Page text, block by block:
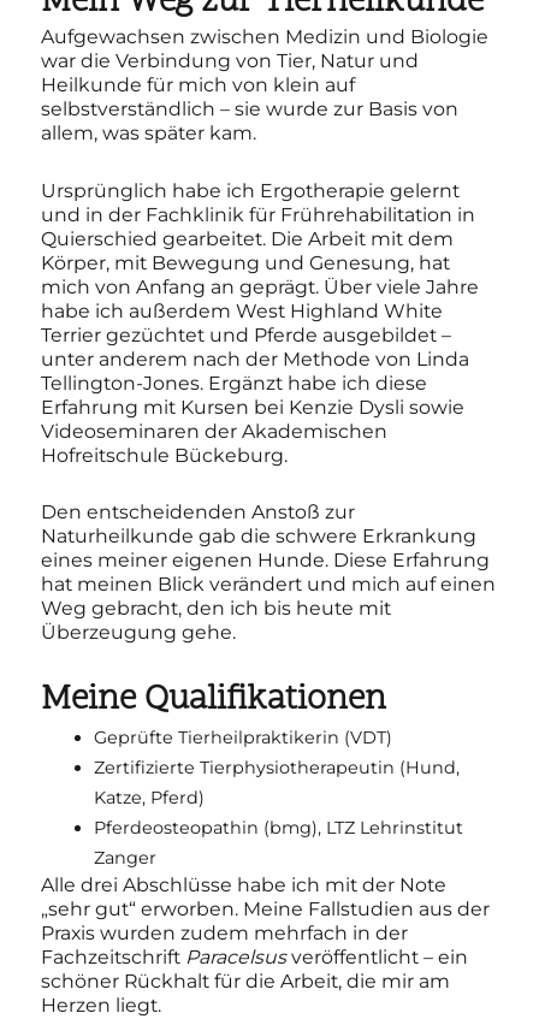
Aufgewachsen zwischen Medizin und Biologie
war die Verbindung von Tier, Natur und
Heilkunde für mich von klein auf
selbstverständlich – sie wurde zur Basis von
allem, was später kam.
Ursprünglich habe ich Ergotherapie gelernt
und in der Fachklinik für Frührehabilitation in
Quierschied gearbeitet. Die Arbeit mit dem
Körper, mit Bewegung und Genesung, hat
mich von Anfang an geprägt. Über viele Jahre
habe ich außerdem West Highland White
Terrier gezüchtet und Pferde ausgebildet –
unter anderem nach der Methode von Linda
Tellington-Jones. Ergänzt habe ich diese
Erfahrung mit Kursen bei Kenzie Dysli sowie
Videoseminaren der Akademischen
Hofreitschule Bückeburg.
Den entscheidenden Anstoß zur
Naturheilkunde gab die schwere Erkrankung
eines meiner eigenen Hunde. Diese Erfahrung
hat meinen Blick verändert und mich auf einen
Weg gebracht, den ich bis heute mit
Überzeugung gehe.
Meine Qualifikationen
Geprüfte Tierheilpraktikerin (VDT)
Zertifizierte Tierphysiotherapeutin (Hund,
Katze, Pferd)
Pferdeosteopathin (bmg), LTZ Lehrinstitut
Zanger
Alle drei Abschlüsse habe ich mit der Note
„sehr gut“ erworben. Meine Fallstudien aus der
Praxis wurden zudem mehrfach in der
Fachzeitschrift Paracelsusveröffentlicht – ein
schöner Rückhalt für die Arbeit, die mir am
Herzen liegt.